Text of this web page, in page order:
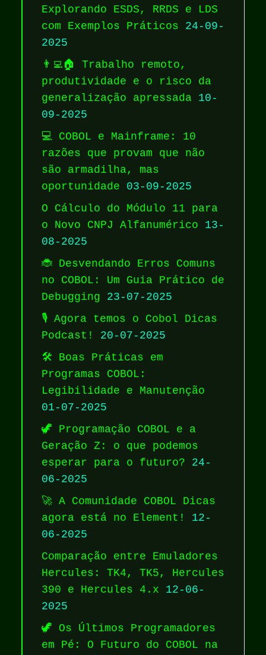
Explorando ESDS, RRDS e LDS
com Exemplos Práticos
24-09-
2025
👨‍💻🏠 Trabalho remoto,
produtividade e o risco da
generalização apressada 10-
09-2025
💻 COBOL e Mainframe: 10
razões que provam que não
são armadilha, mas
oportunidade
03-09-2025
O Cálculo do Módulo 11 para
o Novo CNPJ Alfanumérico
13-
08-2025
🐞 Desvendando Erros Comuns
no COBOL: Um Guia Prático de
Debugging
23-07-2025
🎙️ Agora temos o Cobol Dicas
Podcast!
20-07-2025
🛠️ Boas Práticas em
Programas COBOL:
Legibilidade e Manutenção
01-07-2025
🦖 Programação COBOL e a
Geração Z: o que podemos
esperar para o futuro?
24-
06-2025
🚀 A Comunidade COBOL Dicas
agora está no Element!
12-
06-2025
Comparação entre Emuladores
Hercules: TK4, TK5, Hercules
390 e Hercules 4.x
12-06-
2025
🦖 Os Últimos Programadores
em Pé: O Futuro do COBOL na